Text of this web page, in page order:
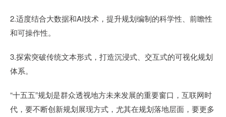
2.适度结合大数据和AI技术，提升规划编制的科学性、前瞻性
和可操作性。
3.探索突破传统文本形式，打造沉浸式、交互式的可视化规划
体系。
“十五五”规划是群众透视地方未来发展的重要窗口，互联网时
代，要不断创新规划展现方式，尤其在规划落地层面，要更多